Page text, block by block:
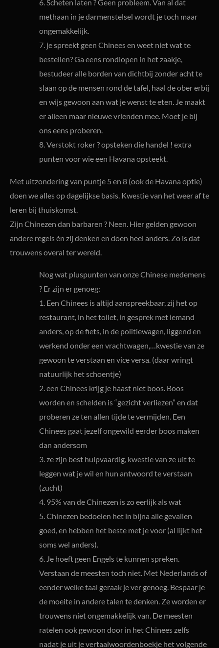
6. Scheten laten ? Geen probleem. Van al dat
methaan in je darmenstelsel wordt je toch maar
ongemakkelijk.
7. je spreekt geen Chinees en weet niet wat te
bestellen? Ga eens rondlopen in het zaakje,
bestudeer alle borden van dichtbij zonder acht te
slaan op de mensen rond de tafel, haal de ober erbij
en wijs gewoon aan wat je wenst te eten. Je maakt
er alleen maar nieuwe vrienden mee. Moet je bij
ons eens proberen.
8. Verstokt roker ? opsteken die handel ! extra
punten voor wie een Havana opsteekt.
Met uitzondering van puntje 5 en 8 (ook de Havana optie)
doen we alles op dagelijkse basis. Kwestie van het weer af te
leren bij thuiskomst.
Zijn Chinezen dan barbaren ? Neen. Hier gelden gewoon
andere regels én zij denken en doen heel anders. Zo is dat
trouwens overal ter wereld.
Nog wat pluspunten van onze Chinese medemens
? Er zijn er genoeg:
1. Een Chinees is altijd aanspreekbaar, zij het op
restaurant, in het toilet, in gesprek met iemand
anders, op de fiets, in de politiewagen, liggend en
werkend onder een vrachtwagen,…kwestie van ze
gewoon te verstaan en vice versa. (daar wringt
natuurlijk het schoentje)
2. een Chinees krijg je haast niet boos. Boos
worden en schelden is “gezicht verliezen” en dat
proberen ze ten allen tijde te vermijden. Een
Chinees gaat jezelf ongewild eerder boos maken
dan andersom
3. ze zijn best hulpvaardig, kwestie van ze uit te
leggen wat je wil en hun antwoord te verstaan
(zucht)
4. 95% van de Chinezen is zo eerlijk als wat
5. Chinezen bedoelen het in bijna alle gevallen
goed, en hebben het beste met je voor (al lijkt het
soms wel anders).
6. Je hoeft geen Engels te kunnen spreken.
Verstaan de meesten toch niet. Met Nederlands of
eender welke taal geraak je ver genoeg. Bespaar je
de moeite in andere talen te denken. Ze worden er
trouwens niet ongemakkelijk van. De meesten
ratelen ook gewoon door in het Chinees zelfs
nadat je uit je vertaalwoordenboekje het volgende